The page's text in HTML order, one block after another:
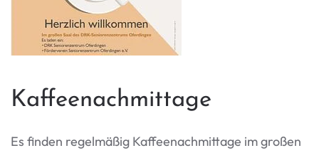
Kaffeenachmittage
Es finden regelmäßig Kaffeenachmittage im großen